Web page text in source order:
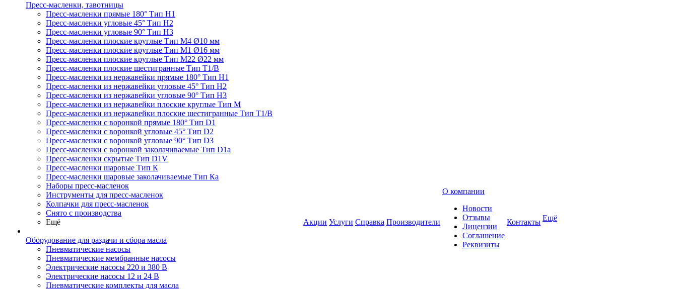
Пресс-масленки, тавотницы
Пресс-масленки прямые 180° Тип H1
Пресс-масленки угловые 45° Тип H2
Пресс-масленки угловые 90° Тип H3
Пресс-масленки плоские круглые Тип M4 Ø10 мм
Пресс-масленки плоские круглые Тип M1 Ø16 мм
Пресс-масленки плоские круглые Тип M22 Ø22 мм
Пресс-масленки плоские шестигранные Тип T1/B
Пресс-масленки из нержавейки прямые 180° Тип H1
Пресс-масленки из нержавейки угловые 45° Тип H2
Пресс-масленки из нержавейки угловые 90° Тип H3
Пресс-масленки из нержавейки плоские круглые Тип M
Пресс-масленки из нержавейки плоские шестигранные Тип T1/B
Пресс-масленки с воронкой прямые 180° Тип D1
Пресс-масленки с воронкой угловые 45° Тип D2
Пресс-масленки с воронкой угловые 90° Тип D3
Пресс-масленки с воронкой заколачиваемые Тип D1a
Пресс-масленки скрытые Тип D1V
Пресс-масленки шаровые Тип К
Пресс-масленки шаровые заколачиваемые Тип Кa
Наборы пресс-масленок
Инструменты для пресс-масленок
Колпачки для пресс-масленок
Снято с производства
Ещё
Оборудование для раздачи и сбора масла
Пневматические насосы
Пневматические мембранные насосы
Электрические насосы 220 и 380 В
Электрические насосы 12 и 24 В
Пневматические комплекты для масла
Акции Услуги Справка Производители
О компании
Новости
Отзывы
Лицензии
Соглашение
Реквизиты
Контакты Ещё